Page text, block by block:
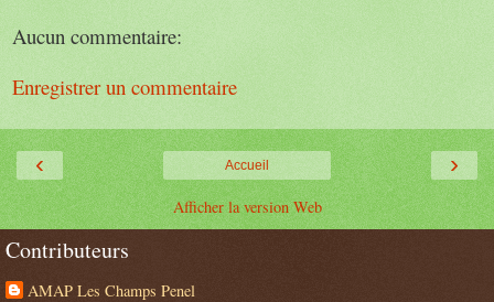
Aucun commentaire:
Enregistrer un commentaire
‹ ›
Accueil
Afficher la version Web
Contributeurs
AMAP Les Champs Penel